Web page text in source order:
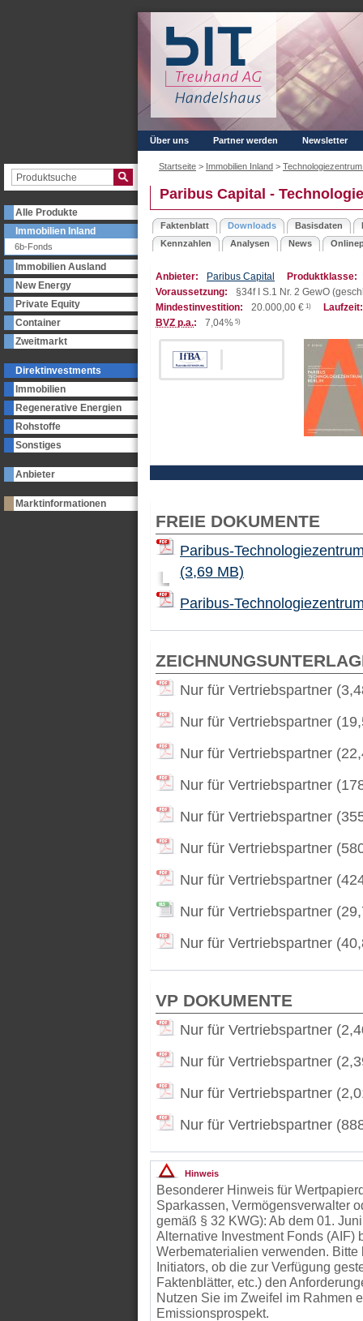
Alle Produkte
Immobilien Inland
6b-Fonds
Immobilien Ausland
New Energy
Private Equity
Container
Zweitmarkt
Direktinvestments
Immobilien
Regenerative Energien
Rohstoffe
Sonstiges
Anbieter
Marktinformationen
Über uns Partner werden Newsletter
Startseite > Immobilien Inland >
Paribus Capital -
Faktenblatt Downloads Basisdaten
Kennzahlen
Analysen News
Anbieter: Paribus Capital
Produktklasse:
Voraussetzung:
§34f I S.1 Nr. 2 GewO
Mindestinvestition:
20.000,00 € 1)
Laufzeit:
BVZ p.a.: 7,04% 5)
FREIE DOKUMENTE
Paribus-
(3,69 MB)
Paribus-
Nur für Vertriebspartner
Nur für Vertriebspartner
Nur für Vertriebspartner
Nur für Vertriebspartner
Nur für Vertriebspartner
Nur für Vertriebspartner
Nur für Vertriebspartner
Nur für Vertriebspartner
Nur für Vertriebspartner
VP DOKUMENTE
Nur für Vertriebspartner
Nur für Vertriebspartner
Nur für Vertriebspartner
Nur für Vertriebspartner
Hinweis
Besonderer Hinweis für
Sparkassen, Vermögensverwalter
gemäß § 32 KWG): Ab dem 01.
Alternative Investment Fonds (AIF)
Werbematerialien verwenden.
Initiators, ob die zur Verfügung
Faktenblätter, etc.) den
Nutzen Sie im Zweifel im Rahmen
Emissionsprospekt.